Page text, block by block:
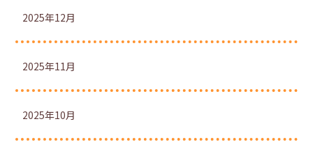
2025年12月
2025年11月
2025年10月